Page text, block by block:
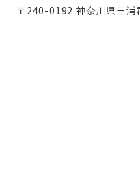
〒240-0192 神奈川県三浦